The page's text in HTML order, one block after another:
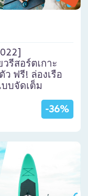
รีสอร์ตเกาะ
ฟรี! ล่องเรือ
บจัดเต็ม
-36%